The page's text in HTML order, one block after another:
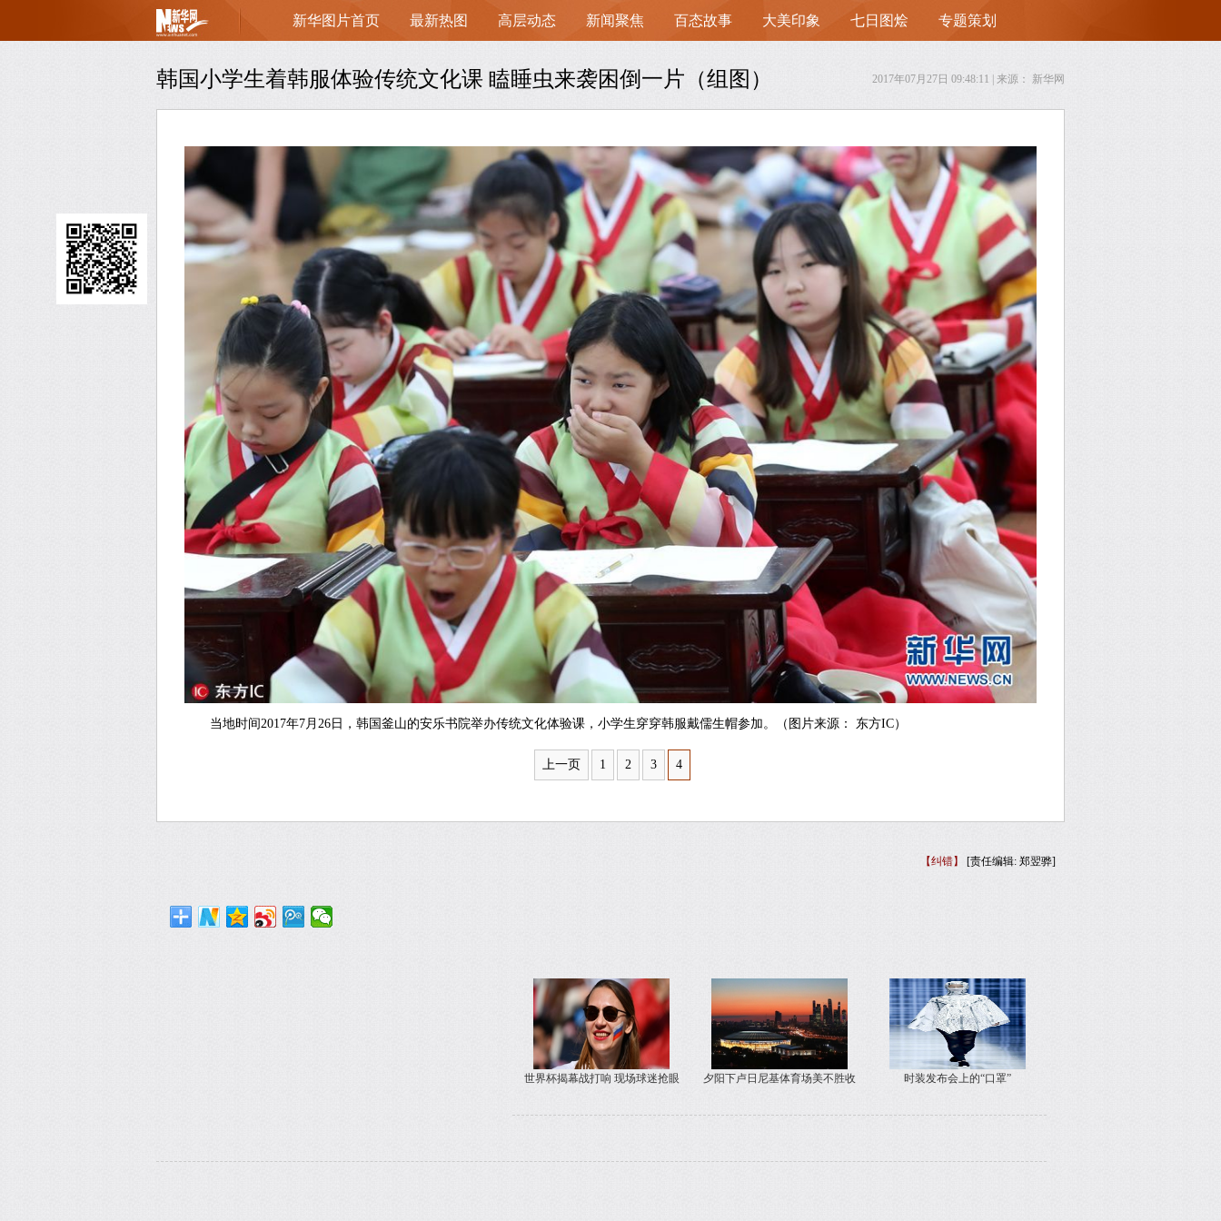
新华图片首页 最新热图 高层动态 新闻聚焦 百态故事 大美印象 七日图烩 专题策划
韩国小学生着韩服体验传统文化课 瞌睡虫来袭困倒一片（组图） 2017年07月27日 09:48:11 | 来源： 新华网
当地时间2017年7月26日，韩国釜山的安乐书院举办传统文化体验课，小学生穿穿韩服戴儒生帽参加。（图片来源： 东方IC）
上一页 1 2 3 4
【纠错】 [责任编辑: 郑翌骅]